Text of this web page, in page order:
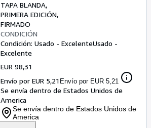
TAPA BLANDA
PRIMERA EDICIÓN
FIRMADO
CONDICIÓN
Condición: Usado - ExcelenteUsado -
Excelente
EUR 98,31
Envío por EUR 5,21 Envío por EUR 5,21
Se envía dentro de Estados Unidos de
America
Se envía dentro de Estados Unidos de
America